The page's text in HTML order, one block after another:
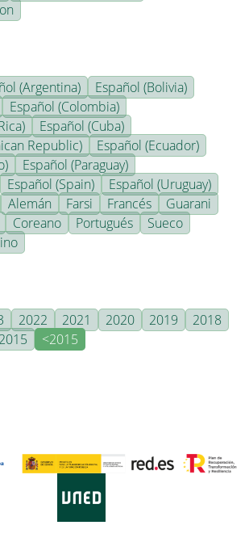
(Argentina)
Español (Bolivia)
Español (Colombia)
Español (Cuba)
Republic)
Español (Ecuador)
Español (Paraguay)
Español (Spain)
Español (Uruguay)
Alemán Farsi Francés
Guarani
Coreano Portugués
Sueco
2022 2021 2020 2019
2018
2015 <2015